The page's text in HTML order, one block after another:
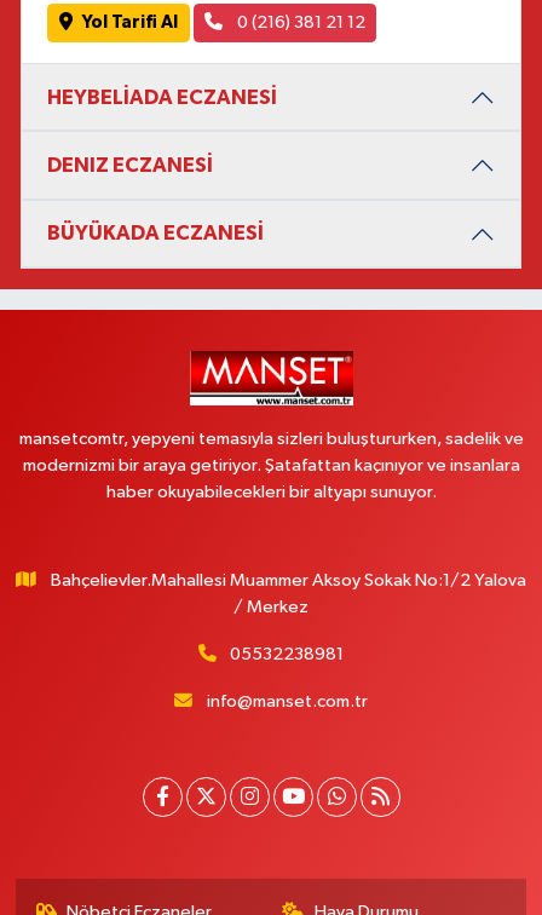
Yol Tarifi Al 0 (216) 381 21 12
HEYBELİADA ECZANESİ
DENIZ ECZANESİ
BÜYÜKADA ECZANESİ
mansetcomtr, yepyeni temasıyla sizleri buluştururken, sadelik ve
modernizmi bir araya getiriyor. Şatafattan kaçınıyor ve insanlara
haber okuyabilecekleri bir altyapı sunuyor.
Bahçelievler.Mahallesi Muammer Aksoy Sokak No:1/2 Yalova
/ Merkez
05532238981
info@manset.com.tr
Nöbetçi Eczaneler Hava Durumu